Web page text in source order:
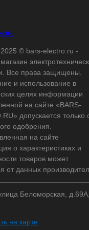
© bars-electro.ru -
Все права защищены.
и использование в
целях информации
на сайте «BARS-
допускается только
одобрения.
на сайте
о характеристиках и
товаров может
от данных
Беломорская, д.69А,
на карте